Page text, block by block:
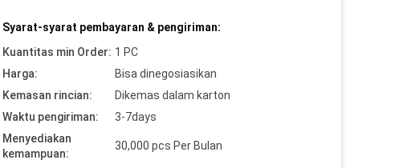
Syarat-syarat pembayaran & pengiriman:
Kuantitas min Order: 1 PC
Harga:
Bisa dinegosiasikan
Kemasan rincian:
Dikemas dalam karton
Waktu pengiriman:
3-7days
Menyediakan
kemampuan:
30,000 pcs Per Bulan